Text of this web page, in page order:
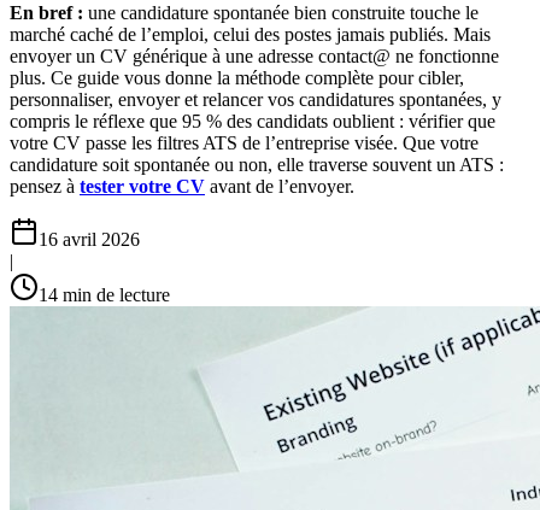
En bref : une candidature spontanée bien construite touche le
marché caché de l’emploi, celui des postes jamais publiés. Mais
envoyer un CV générique à une adresse contact@ ne fonctionne
plus. Ce guide vous donne la méthode complète pour cibler,
personnaliser, envoyer et relancer vos candidatures spontanées, y
compris le réflexe que 95 % des candidats oublient : vérifier que
votre CV passe les filtres ATS de l’entreprise visée. Que votre
candidature soit spontanée ou non, elle traverse souvent un ATS :
pensez à tester votre CV avant de l’envoyer.
16 avril 2026
|
14 min de lecture